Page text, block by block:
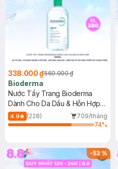
338.000 ₫560.000 ₫
Bioderma
Nước Tẩy Trang Bioderma
Dành Cho Da Dầu & Hỗn Hợp
500ml
4.9 (228)
709/tháng
74%
-53%